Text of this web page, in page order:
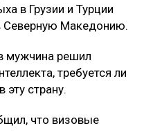
в Грузии и Турции
Северную Македонию.
мужчина решил
требуется ли
страну.
что визовые